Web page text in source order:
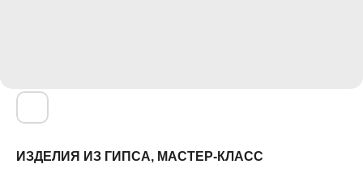
ИЗДЕЛИЯ ИЗ ГИПСА, МАСТЕР-КЛАСС